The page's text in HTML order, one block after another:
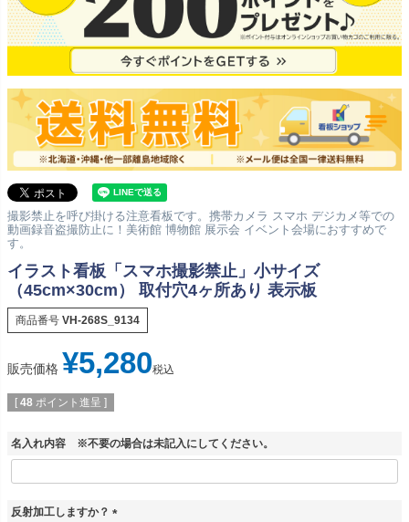
撮影禁止を呼び掛ける注意看板です。携帯カメラ スマホ デジカメ等での
動画録音盗撮防止に！美術館 博物館 展示会 イベント会場におすすめで
す。
イラスト看板「スマホ撮影禁止」小サイズ
（45cm×30cm） 取付穴4ヶ所あり 表示板
商品番号 VH-268S_9134
販売価格 ¥5,280税込
[ 48 ポイント進呈 ]
名入れ内容 ※不要の場合は未記入にしてください。
反射加工しますか？